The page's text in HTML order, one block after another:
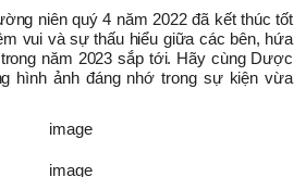
niên quý 4 năm 2022 đã kết thúc tốt
vui và sự thấu hiểu giữa các bên, hứa
năm 2023 sắp tới. Hãy cùng Dược
hình ảnh đáng nhớ trong sự kiện vừa